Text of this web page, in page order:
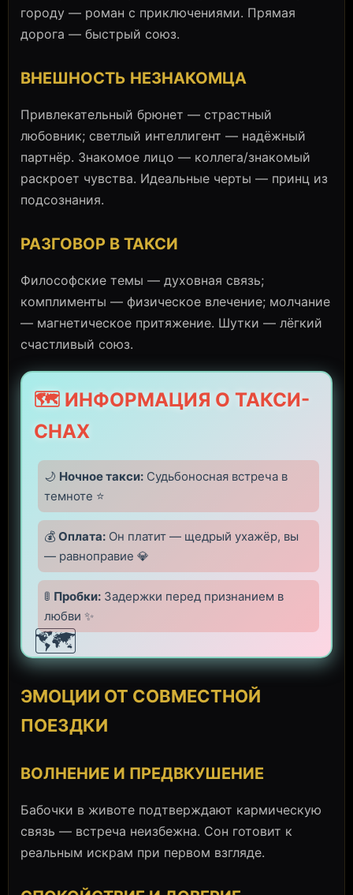
городу — роман с приключениями. Прямая
дорога — быстрый союз.
ВНЕШНОСТЬ НЕЗНАКОМЦА
Привлекательный брюнет — страстный
любовник; светлый интеллигент — надёжный
партнёр. Знакомое лицо — коллега/знакомый
раскроет чувства. Идеальные черты — принц из
подсознания.
РАЗГОВОР В ТАКСИ
Философские темы — духовная связь;
комплименты — физическое влечение; молчание
— магнетическое притяжение. Шутки — лёгкий
счастливый союз.
🗺️
🗺️ ИНФОРМАЦИЯ О ТАКСИ-
СНАХ
🌙 Ночное такси: Судьбоносная встреча в
темноте ⭐
💰 Оплата: Он платит — щедрый ухажёр, вы
— равноправие 💎
🚦 Пробки: Задержки перед признанием в
любви ✨
ЭМОЦИИ ОТ СОВМЕСТНОЙ
ПОЕЗДКИ
ВОЛНЕНИЕ И ПРЕДВКУШЕНИЕ
Бабочки в животе подтверждают кармическую
связь — встреча неизбежна. Сон готовит к
реальным искрам при первом взгляде.